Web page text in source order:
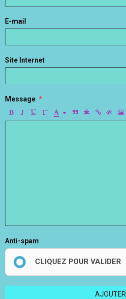
E-mail
Site Internet
Message
Anti-spam
CLIQUEZ POUR VALIDER
AJOUTER